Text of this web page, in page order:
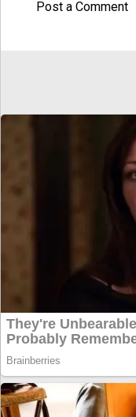
Post a Comment